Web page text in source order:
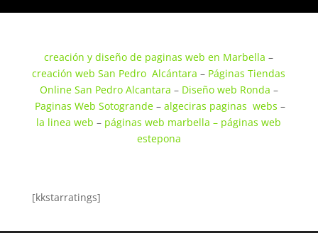
creación y diseño de paginas web en Marbella –
creación web San Pedro Alcántara – Páginas Tiendas
Online San Pedro Alcantara – Diseño web Ronda –
Paginas Web Sotogrande –algeciras paginas webs –
la linea web – páginas web marbella – páginas web
estepona
[kkstarratings]